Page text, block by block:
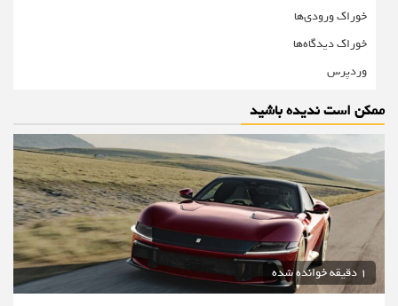
خوراک ورودی‌ها
خوراک دیدگاه‌ها
وردپرس
ممکن است ندیده باشید
1 دقیقه خوانده شده